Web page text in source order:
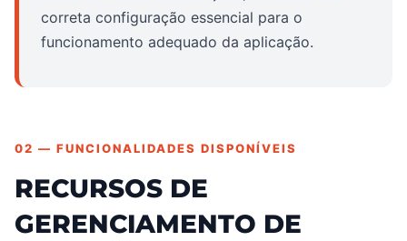
correta configuração essencial para o
funcionamento adequado da aplicação.
02 — FUNCIONALIDADES DISPONÍVEIS
RECURSOS DE
GERENCIAMENTO DE